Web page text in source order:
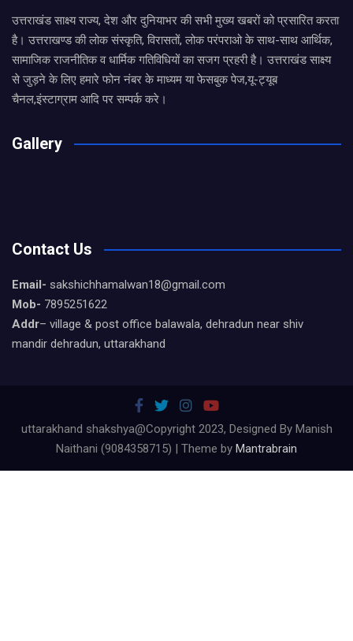
उत्तराखंड साक्ष्य राज्य, देश और दुनियाभर की सभी मुख्य खबरों को प्रसारित करता
है। उत्तराखण्ड की लोक संस्कृति, विरासतों, लोक परंपराओ के साथ-साथ आर्थिक,
सामाजिक राजनीतिक व धार्मिक गतिविधियों का सजग प्रहरी है। उत्तराखंड साक्ष्य
से जुड़ने के लिए हमारे फोन नंबर के माध्यम या फेसबुक पेज,यू-ट्यूब
चैनल,इंस्टाग्राम आदि पर सम्पर्क करे।
Gallery
Contact Us
Email- sakshichhamalwan18@gmail.com
Mob- 7895251622
Addr– village & post office balawala, dehradun near shiv
mandir dehradun, uttarakhand
uttarakhand shakshya@Copyright 2023, Designed By Manish
Naithani (9084358715) | Theme by Mantrabrain